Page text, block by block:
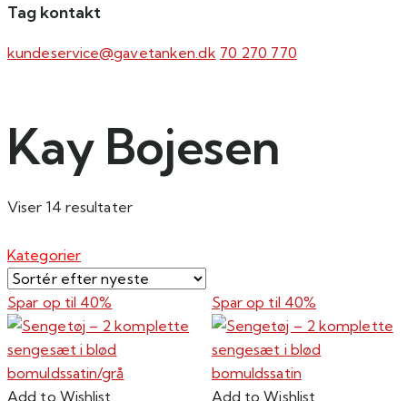
Tag kontakt
kundeservice@gavetanken.dk 70 270 770
Kay Bojesen
Viser 14 resultaterSorteret
Kategorier
Spar op til 40%
Add to Wishlist
Spar op til 40%
Add to Wishlist